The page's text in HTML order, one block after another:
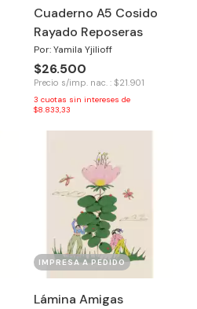
Cuaderno A5 Cosido
Rayado Reposeras
Por: Yamila Yjilioff
$26.500
Precio s/imp. nac. : $21.901
3 cuotas sin intereses de
$8.833,33
IMPRESA A PEDIDO
Lámina Amigas